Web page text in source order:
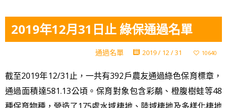
2019年12月31日止 綠保通過名單
通過名單 2019 / 12 / 31 10640
截至2019年12/31止，一共有392戶農友通過綠色保育標章，
通過面積達581.13公頃。保育對象包含彩鷸、橙腹樹蛙等48
種保育物種，營造了175處水域棲地、陸域棲地及多樣化棲地